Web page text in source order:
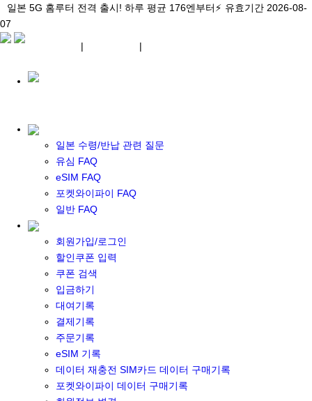
일본 5G 홈루터 전격 출시! 하루 평균 176엔부터⚡ 유효기간 2026-08-
07
일본 수령/반납 관련 질문
유심 FAQ
eSIM FAQ
포켓와이파이 FAQ
일반 FAQ
회원가입/로그인
할인쿠폰 입력
쿠폰 검색
입금하기
대여기록
결제기록
주문기록
eSIM 기록
데이터 재충전 SIM카드 데이터 구매기록
포켓와이파이 데이터 구매기록
\아이비디오 eSIM🇯🇵/ 일본 3대 현지망 모두 플랜 완비! 유효기간
2026-08-07
일본 5G 홈루터 전격 출시! 하루 평균 176엔부터⚡ 유효기간 2026-08-
07
| |
포켓 와이파이 대여
일본 와이파이
일본 계약 와이파이
eSIM
일본 eSIM
한국 eSIM
대만 eSIM
기타 아시아 eSIM
eSIM 개통 설명서
포켓와이파이&데이터 구매
포켓와이파이 구매
일본 DATA
기타 아시아 DATA
MACARON DATA